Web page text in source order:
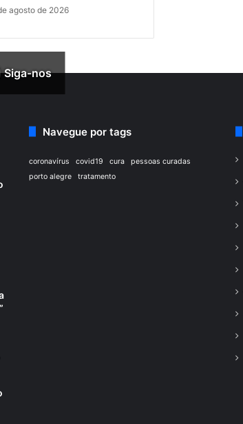
agosto de 2026
Siga-nos
Navegue por tags
coronavírus covid19 cura
pessoas curadas
porto alegre
tratamento